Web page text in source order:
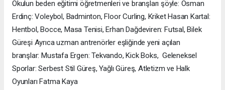
Okulun beden eğitimi öğretmenleri ve branşları şöyle: Osman
Erdinç: Voleybol, Badminton, Floor Curling, Kriket Hasan Kartal:
Hentbol, Bocce, Masa Tenisi, Erhan Dağdeviren: Futsal, Bilek
Güreşi Ayrıca uzman antrenörler eşliğinde yeni açılan
branşlar: Mustafa Ergen: Tekvando, Kick Boks, Geleneksel
Sporlar: Serbest Stil Güreş, Yağlı Güreş, Atletizm ve Halk
Oyunları Fatma Kaya